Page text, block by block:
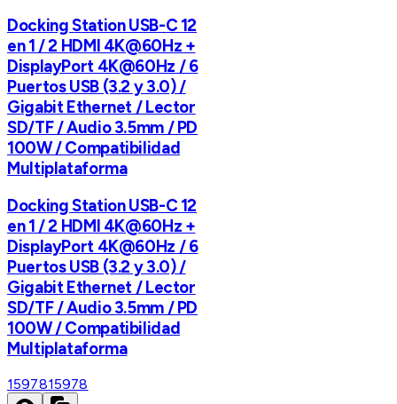
Docking Station USB-C 12
en 1 / 2 HDMI 4K@60Hz +
DisplayPort 4K@60Hz / 6
Puertos USB (3.2 y 3.0) /
Gigabit Ethernet / Lector
SD/TF / Audio 3.5mm / PD
100W / Compatibilidad
Multiplataforma
Docking Station USB-C 12
en 1 / 2 HDMI 4K@60Hz +
DisplayPort 4K@60Hz / 6
Puertos USB (3.2 y 3.0) /
Gigabit Ethernet / Lector
SD/TF / Audio 3.5mm / PD
100W / Compatibilidad
Multiplataforma
1597815978